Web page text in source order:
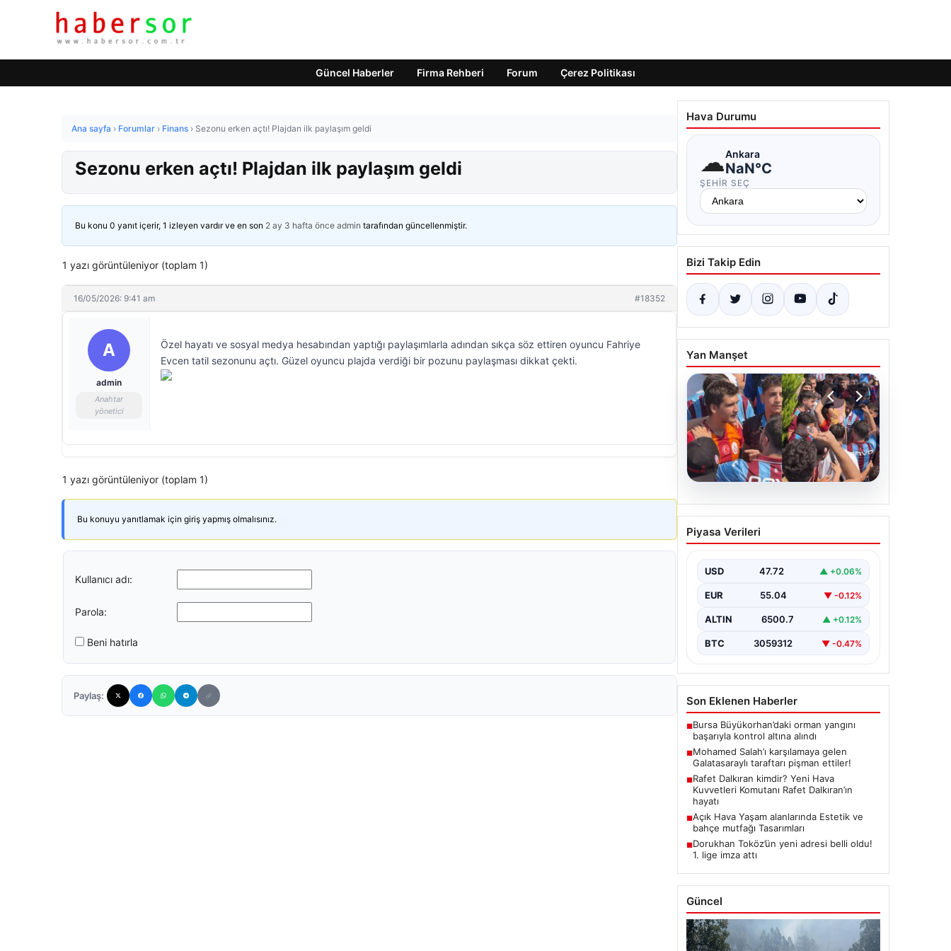
Güncel Haberler Firma Rehberi Forum Çerez Politikası
Ana sayfa › Forumlar › Finans › Sezonu erken açtı! Plajdan ilk paylaşım geldi
Sezonu erken açtı! Plajdan ilk paylaşım geldi
Bu konu 0 yanıt içerir, 1 izleyen vardır ve en son 2 ay 3 hafta önce admin tarafından güncellenmiştir.
1 yazı görüntüleniyor (toplam 1)
16/05/2026: 9:41 am #18352
A
admin
Anahtar
yönetici
Özel hayatı ve sosyal medya hesabından yaptığı paylaşımlarla adından sıkça söz ettiren oyuncu Fahriye
Evcen tatil sezonunu açtı. Güzel oyuncu plajda verdiği bir pozunu paylaşması dikkat çekti.
1 yazı görüntüleniyor (toplam 1)
Bu konuyu yanıtlamak için giriş yapmış olmalısınız.
Kullanıcı adı:
Parola:
Beni hatırla
Paylaş:
Hava Durumu
☁Ankara
NaN°C
ŞEHIR SEÇ
Bizi Takip Edin
Yan Manşet
05.08.2026
Mohamed Salah’ı
karşılamaya gelen
pişman ettiler!
Piyasa Verileri
USD 47.72 ▲ +0.06%
EUR 55.04 ▼ -0.12%
ALTIN 6500.7 ▲ +0.12%
BTC 3059312 ▼ -0.47%
Son Eklenen Haberler
■Bursa Büyükorhan’daki orman yangını
başarıyla kontrol altına alındı
■Mohamed Salah’ı karşılamaya gelen
Galatasaraylı taraftarı pişman ettiler!
■Rafet Dalkıran kimdir? Yeni Hava
Kuvvetleri Komutanı Rafet Dalkıran’ın
hayatı
■Açık Hava Yaşam alanlarında Estetik ve
bahçe mutfağı Tasarımları
■Dorukhan Toköz’ün yeni adresi belli oldu!
1. lige imza attı
Güncel